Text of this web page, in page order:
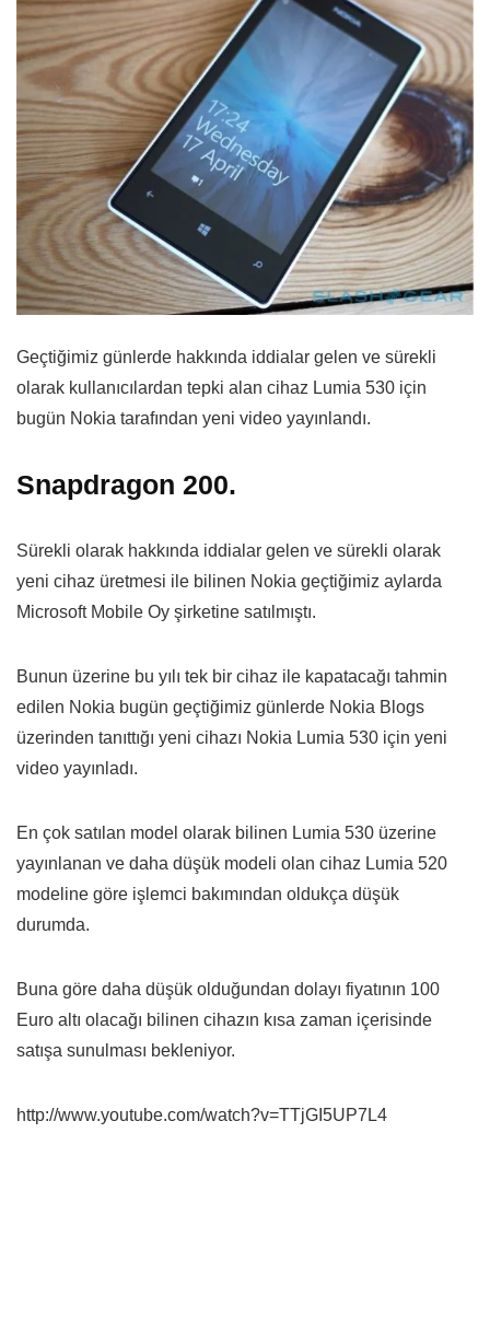
Geçtiğimiz günlerde hakkında iddialar gelen ve sürekli
olarak kullanıcılardan tepki alan cihaz Lumia 530 için
bugün Nokia tarafından yeni video yayınlandı.
Snapdragon 200.
Sürekli olarak hakkında iddialar gelen ve sürekli olarak
yeni cihaz üretmesi ile bilinen Nokia geçtiğimiz aylarda
Microsoft Mobile Oy şirketine satılmıştı.
Bunun üzerine bu yılı tek bir cihaz ile kapatacağı tahmin
edilen Nokia bugün geçtiğimiz günlerde Nokia Blogs
üzerinden tanıttığı yeni cihazı Nokia Lumia 530 için yeni
video yayınladı.
En çok satılan model olarak bilinen Lumia 530 üzerine
yayınlanan ve daha düşük modeli olan cihaz Lumia 520
modeline göre işlemci bakımından oldukça düşük
durumda.
Buna göre daha düşük olduğundan dolayı fiyatının 100
Euro altı olacağı bilinen cihazın kısa zaman içerisinde
satışa sunulması bekleniyor.
http://www.youtube.com/watch?v=TTjGI5UP7L4